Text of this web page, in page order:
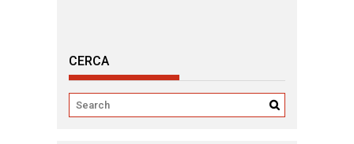
CERCA